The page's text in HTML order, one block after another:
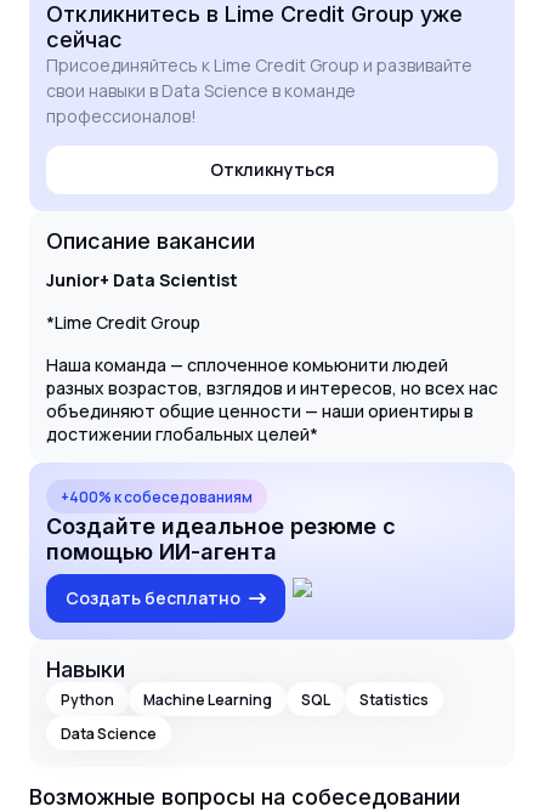
Откликнитесь в Lime Credit Group уже
сейчас
Присоединяйтесь к Lime Credit Group и развивайте
свои навыки в Data Science в команде
профессионалов!
Откликнуться
Описание вакансии
Junior+ Data Scientist
*Lime Credit Group
Наша команда — сплоченное комьюнити людей
разных возрастов, взглядов и интересов, но всех нас
объединяют общие ценности — наши ориентиры в
достижении глобальных целей*
+400% к собеседованиям
Создайте идеальное резюме с
помощью ИИ-агента
Создать бесплатно
Навыки
Python Machine Learning SQL
Statistics
Data Science
Возможные вопросы на собеседовании